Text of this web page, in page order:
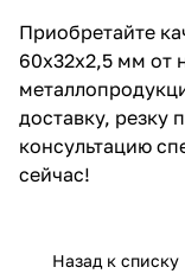
Приобретайте
60х32х2,5 мм от
доставку, резку
консультацию
сейчас!
Назад к списку